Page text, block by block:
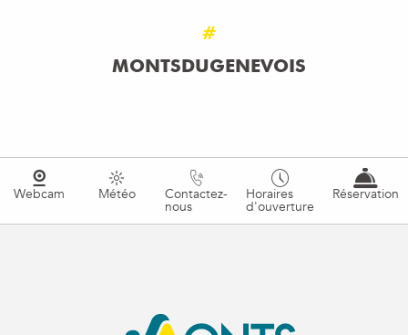
#
MONTSDUGENEVOIS
Webcam Météo Contactez-
nous
Horaires
d'ouverture
Réservation